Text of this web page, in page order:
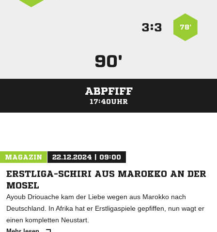
78’
:
90'
ABPFIFF
17:40UHR
MAGAZIN 22.12.2024 | 09:00
ERSTLIGA-SCHIRI AUS MAROKKO AN DER
MOSEL
Ayoub Driouache kam der Liebe wegen aus Marokko nach
Deutschland. In Afrika hat er Erstligaspiele gepfiffen, nun wagt er
einen kompletten Neustart.